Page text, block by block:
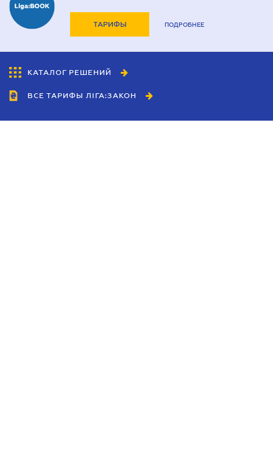
ТАРИФЫ ПОДРОБНЕЕ
КАТАЛОГ РЕШЕНИЙ
ВСЕ ТАРИФЫ ЛІГА:ЗАКОН